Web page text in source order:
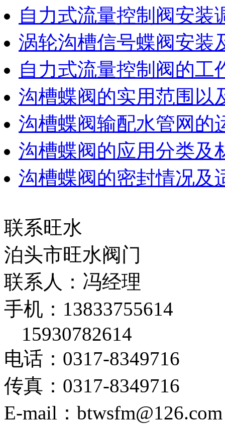
自力式流量控制阀安装
涡轮沟槽信号蝶阀安装
自力式流量控制阀的工
沟槽蝶阀的实用范围以
沟槽蝶阀输配水管网的
沟槽蝶阀的应用分类及
沟槽蝶阀的密封情况及
联系旺水
泊头市旺水阀门
联系人：冯经理
手机：13833755614
15930782614
电话：0317-8349716
传真：0317-8349716
E-mail：btwsfm@126.com